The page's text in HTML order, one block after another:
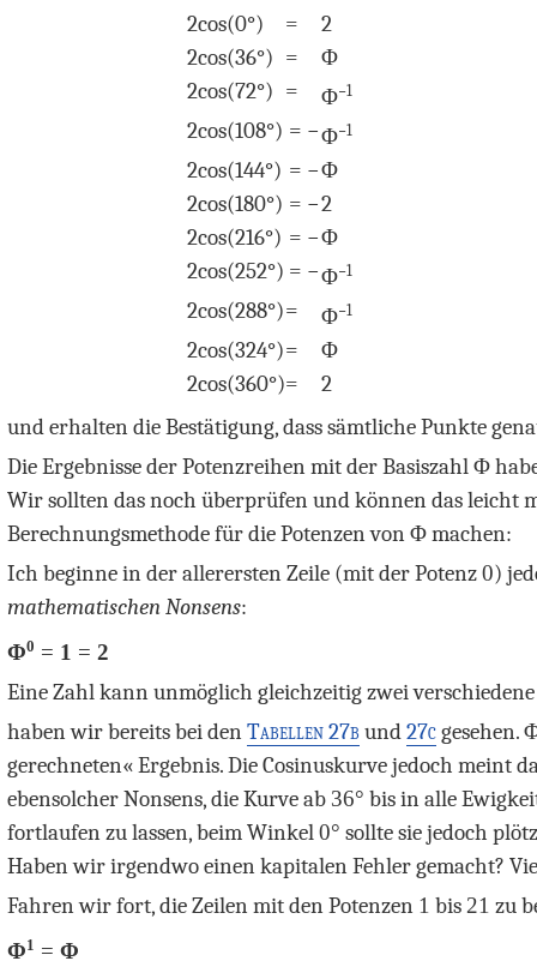
2cos(0°) =
2
2cos(36°) =
Φ
2cos(72°) = Φ−1
2cos(108°) = −Φ−1
2cos(144°) = −Φ
2cos(180°) = −2
2cos(216°) = −Φ
2cos(252°) = −Φ−1
2cos(288°)= Φ−1
2cos(324°)=
Φ
2cos(360°)=
2
und erhalten die Bestätigung, dass sämtliche Punkte
Die Ergebnisse der Potenzreihen mit der BasiszahlΦ
Wir sollten das noch überprüfen und können das leicht
Berechnungsmethode für die Potenzen vonΦmachen:
Ich beginne in der allerersten Zeile (mit der Potenz0)
mathematischen Nonsens:
Φ0 = 1 = 2
Eine Zahl kann unmöglich gleichzeitig zwei
haben wir bereits bei denTabellen 27b und27cgesehen.
gerechneten« Ergebnis. Die Cosinuskurve jedoch meint
ebensolcher Nonsens, die Kurve ab 36° bis in alle
fortlaufen zu lassen, beim Winkel0° sollte sie jedoch
Haben wir irgendwo einen kapitalen Fehler gemacht?
Fahren wir fort, die Zeilen mit den Potenzen 1 bis 21 zu
Φ1 = Φ